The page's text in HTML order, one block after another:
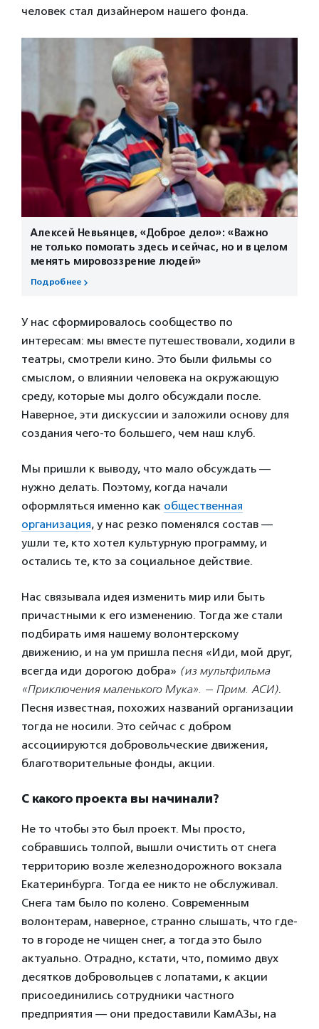
человек стал дизайнером нашего фонда.
Алексей Невьянцев, «Доброе дело»: «Важно
не только помогать здесь и сейчас, но и в целом
менять мировоззрение людей»
Подробнее
У нас сформировалось сообщество по
интересам: мы вместе путешествовали, ходили в
театры, смотрели кино. Это были фильмы со
смыслом, о влиянии человека на окружающую
среду, которые мы долго обсуждали после.
Наверное, эти дискуссии и заложили основу для
создания чего-то большего, чем наш клуб.
Мы пришли к выводу, что мало обсуждать —
нужно делать. Поэтому, когда начали
оформляться именно как общественная
организация, у нас резко поменялся состав —
ушли те, кто хотел культурную программу, и
остались те, кто за социальное действие.
Нас связывала идея изменить мир или быть
причастными к его изменению. Тогда же стали
подбирать имя нашему волонтерскому
движению, и на ум пришла песня «Иди, мой друг,
всегда иди дорогою добра» (из мультфильма
«Приключения маленького Мука». — Прим. АСИ).
Песня известная, похожих названий организации
тогда не носили. Это сейчас с добром
ассоциируются добровольческие движения,
благотворительные фонды, акции.
С какого проекта вы начинали?
Не то чтобы это был проект. Мы просто,
собравшись толпой, вышли очистить от снега
территорию возле железнодорожного вокзала
Екатеринбурга. Тогда ее никто не обслуживал.
Снега там было по колено. Современным
волонтерам, наверное, странно слышать, что где-
то в городе не чищен снег, а тогда это было
актуально. Отрадно, кстати, что, помимо двух
десятков добровольцев с лопатами, к акции
присоединились сотрудники частного
предприятия — они предоставили КамАЗы, на